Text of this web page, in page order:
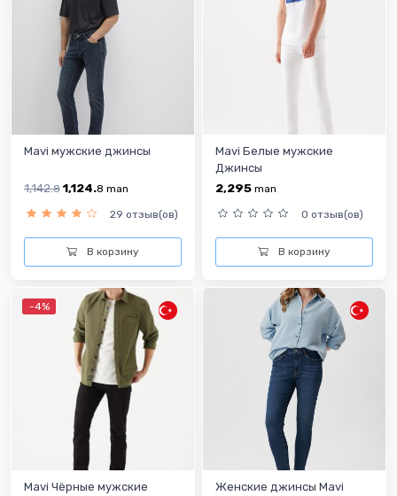
Mavi мужские джинсы
1,142.8 1,124.8 man
29 отзыв(ов)
В корзину
Mavi Белые мужские
Джинсы
2,295 man
0 отзыв(ов)
В корзину
-4%
Mavi Чёрные мужские
Женские джинсы Mavi